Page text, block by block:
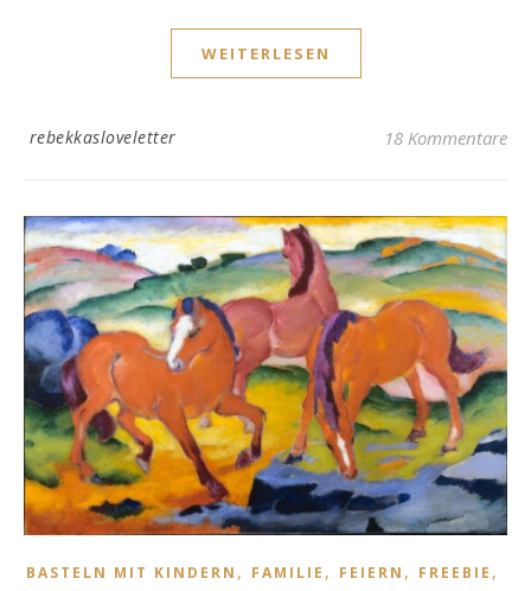
WEITERLESEN
rebekkasloveletter 18 Kommentare
BASTELN MIT KINDERN , FAMILIE , FEIERN , FREEBIE ,